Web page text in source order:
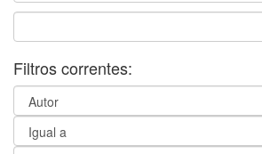
Filtros correntes: